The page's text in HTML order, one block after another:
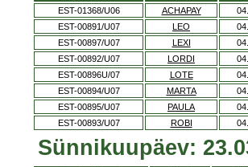
EST-01368/U06
ACHAPAY
EST-00891/U07
LEO
EST-00897/U07
LEXI
EST-00892/U07
LORDI
EST-00896U/07
LOTE
EST-00894/U07
MARTA
EST-00895/U07
PAULA
EST-00893/U07
ROBI
Sünnikuupäev: